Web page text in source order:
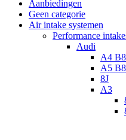
Aanbiedingen
Geen categorie
Air intake systemen
Performance
Audi
A4 B8
A5 B8
8J
A3